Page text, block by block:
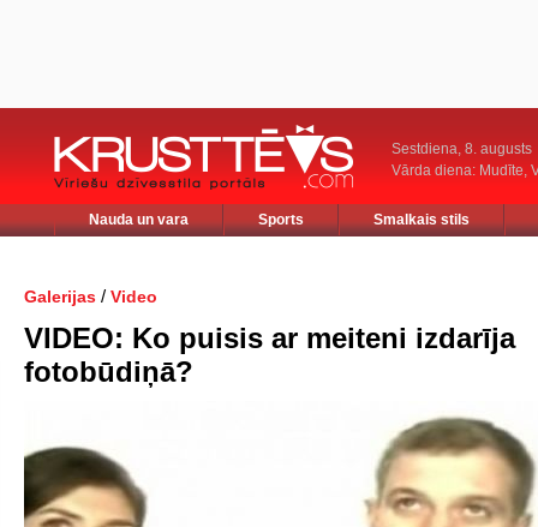
Sestdiena, 8. augusts
Vārda diena: Mudīte,
Nauda un vara Sports Smalkais stils
Galerijas / Video
VIDEO: Ko puisis ar meiteni izdarīja
fotobūdiņā?